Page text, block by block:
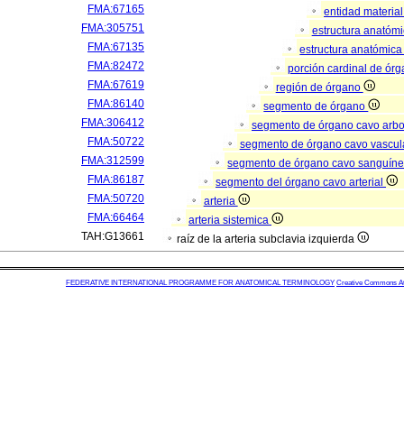
FMA:67165
entidad
FMA:305751
estructura
FMA:67135
estructura
FMA:82472
porción cardinal de
FMA:67619
región de órgano
FMA:86140
segmento de órgano
FMA:306412
segmento de órgano cavo
FMA:50722
segmento de órgano cavo
FMA:312599
segmento de órgano cavo
FMA:86187
segmento del órgano cavo arterial
FMA:50720
arteria
FMA:66464
arteria sistemica
TAH:G13661
raíz de la arteria subclavia izquierda
FEDERATIVE INTERNATIONAL PROGRAMME FOR ANATOMICAL TERMINOLOGY Creative Commons